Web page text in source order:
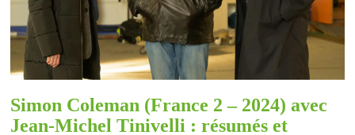
Simon Coleman (France 2 – 2024) avec
Jean-Michel Tinivelli : résumés et